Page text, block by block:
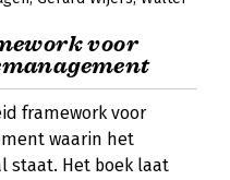
voor
framework voor
waarin het
staat. Het boek laat